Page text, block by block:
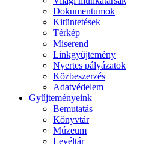
Dokumentumok
Kitüntetések
Térkép
Miserend
Linkgyűjtemény
Nyertes pályázatok
Közbeszerzés
Adatvédelem
Gyűjteményeink
Bemutatás
Könyvtár
Múzeum
Levéltár